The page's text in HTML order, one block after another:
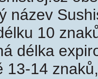
název
10
délka
13-14